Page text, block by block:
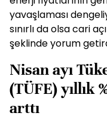
yavaşlaması
sınırlı da olsa cari
şeklinde yorum
Nisan ayı
(TÜFE) yıllık
arttı